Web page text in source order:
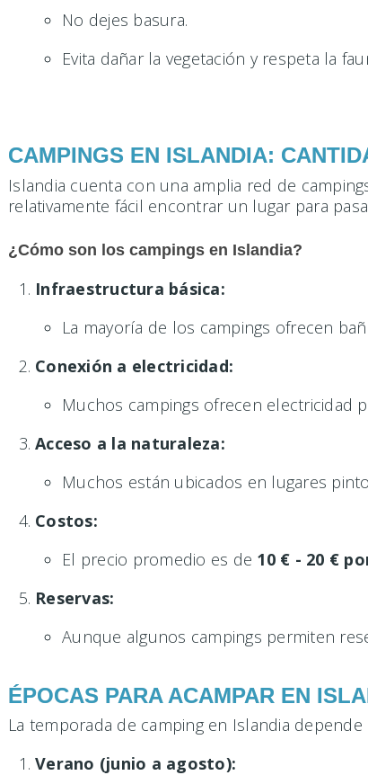
No dejes basura.
Evita dañar la vegetación y respeta la
CAMPINGS EN ISLANDIA:
Islandia cuenta con una amplia red de
relativamente fácil encontrar un lugar para
¿Cómo son los campings en Islandia?
Infraestructura básica:
La mayoría de los campings ofrecen
Conexión a electricidad:
Muchos campings ofrecen electricidad
Acceso a la naturaleza:
Muchos están ubicados en lugares
Costos:
El precio promedio es de 10 € - 20 €
Reservas:
Aunque algunos campings permiten
ÉPOCAS PARA ACAMPAR EN
La temporada de camping en Islandia
Verano (junio a agosto):